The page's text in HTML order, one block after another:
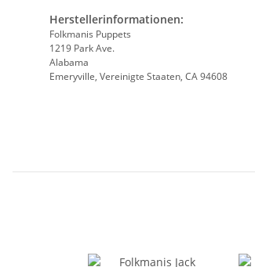
Herstellerinformationen:
Folkmanis Puppets
1219 Park Ave.
Alabama
Emeryville, Vereinigte Staaten, CA 94608